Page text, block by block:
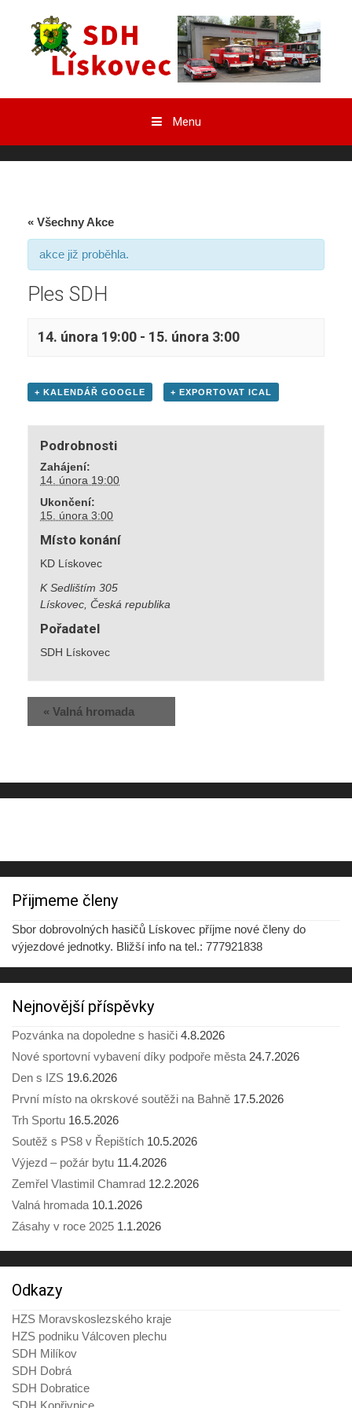
Menu
« Všechny Akce
akce již proběhla.
Ples SDH
14. února 19:00 - 15. února 3:00
+ KALENDÁŘ GOOGLE + EXPORTOVAT ICAL
Podrobnosti
Zahájení:
14. února 19:00
Ukončení:
15. února 3:00
Místo konání
KD Lískovec
K Sedlištím 305
Lískovec, Česká republika
Pořadatel
SDH Lískovec
« Valná hromada
Přijmeme členy
Sbor dobrovolných hasičů Lískovec příjme nové členy do
výjezdové jednotky. Bližší info na tel.: 777921838
Nejnovější příspěvky
Pozvánka na dopoledne s hasiči 4.8.2026
Nové sportovní vybavení díky podpoře města 24.7.2026
Den s IZS 19.6.2026
První místo na okrskové soutěži na Bahně 17.5.2026
Trh Sportu 16.5.2026
Soutěž s PS8 v Řepištích 10.5.2026
Výjezd – požár bytu 11.4.2026
Zemřel Vlastimil Chamrad 12.2.2026
Valná hromada 10.1.2026
Zásahy v roce 2025 1.1.2026
Odkazy
HZS Moravskoslezského kraje
HZS podniku Válcoven plechu
SDH Milíkov
SDH Dobrá
SDH Dobratice